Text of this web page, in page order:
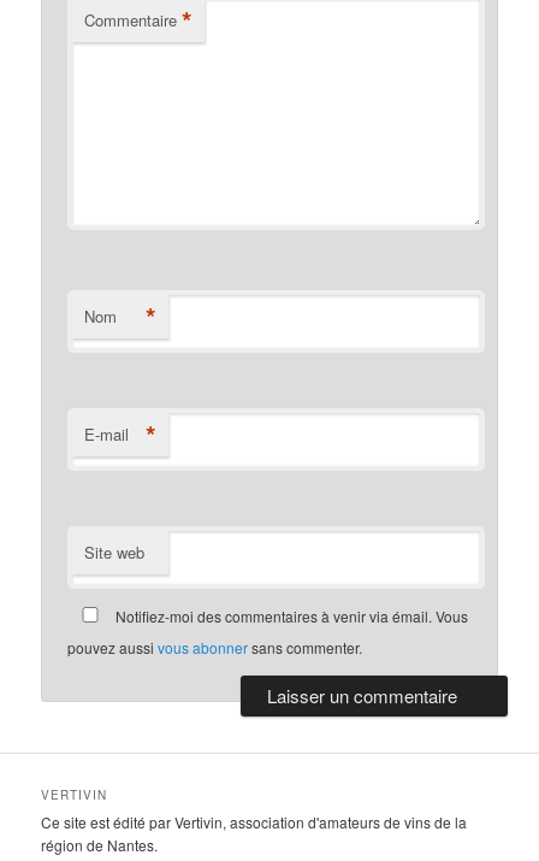
Commentaire *
Nom *
E-mail *
Site web
Notifiez-moi des commentaires à venir via émail. Vous
pouvez aussivous abonnersans commenter.
VERTIVIN
Ce site est édité par Vertivin, association d'amateurs de vins de la
région de Nantes.